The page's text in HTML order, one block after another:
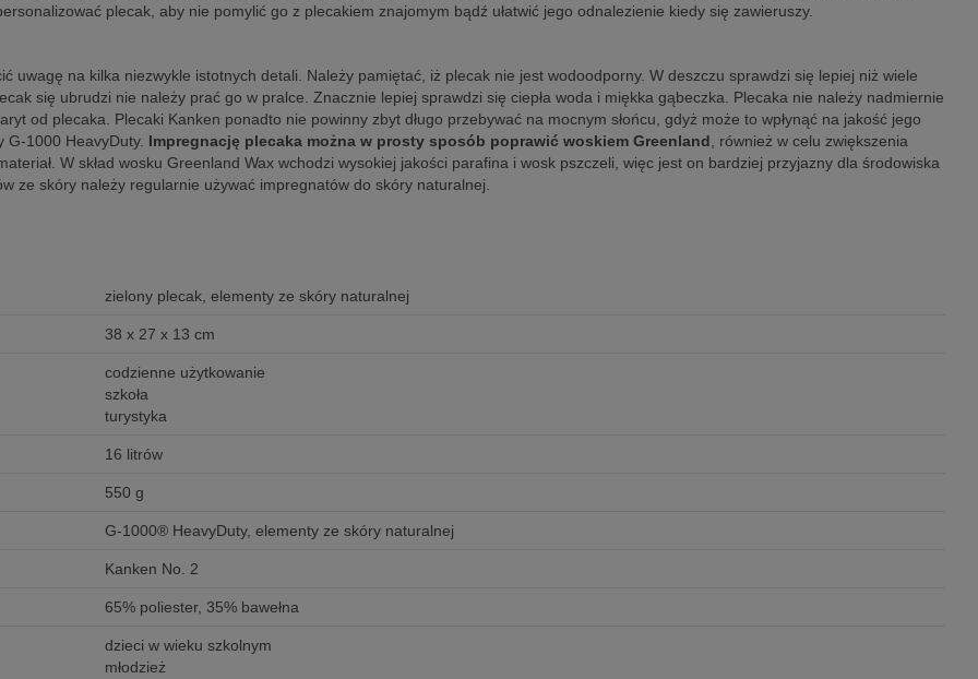
plecak, aby nie pomylić go z plecakiem znajomym bądź ułatwić jego odnalezienie kiedy się zawieruszy.
uwagę na kilka niezwykle istotnych detali. Należy pamiętać, iż plecak nie jest wodoodporny. W deszczu sprawdzi się lepiej niż wiele
się ubrudzi nie należy prać go w pralce. Znacznie lepiej sprawdzi się ciepła woda i miękka gąbeczka. Plecaka nie należy nadmiernie
od plecaka. Plecaki Kanken ponadto nie powinny zbyt długo przebywać na mocnym słońcu, gdyż może to wpłynąć na jakość jego
G-1000 HeavyDuty. Impregnację plecaka można w prosty sposób poprawić woskiem Greenland, również w celu zwiększenia
W skład wosku Greenland Wax wchodzi wysokiej jakości parafina i wosk pszczeli, więc jest on bardziej przyjazny dla środowiska
ze skóry należy regularnie używać impregnatów do skóry naturalnej.
zielony plecak, elementy ze skóry naturalnej
38 x 27 x 13 cm
codzienne użytkowanie
szkoła
turystyka
16 litrów
550 g
G-1000® HeavyDuty, elementy ze skóry naturalnej
Kanken No. 2
65% poliester, 35% bawełna
dzieci w wieku szkolnym
młodzież